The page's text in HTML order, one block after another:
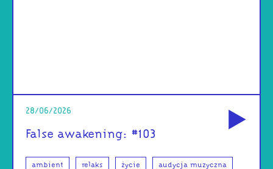
28/06/2026
False awakening: #103
ambient relaks życie audycja muzyczna